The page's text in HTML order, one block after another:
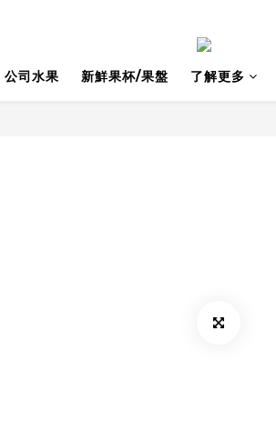
公司水果 新鮮果杯/果盤 了解更多